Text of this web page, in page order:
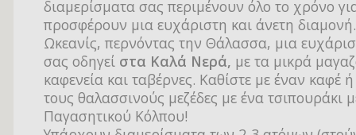
διαμερίσματα σας περιμένουν όλο το χρόνο
προσφέρουν μια ευχάριστη και άνετη
Ωκεανίς, περνόντας την Θάλασσα, μια
σας οδηγεί στα Καλά Νερά, με τα μικρά
καφενεία και ταβέρνες. Καθίστε με έναν καφέ
τους θαλασσινούς μεζέδες με ένα τσιπουράκι
Παγασητικού Κόλπου!